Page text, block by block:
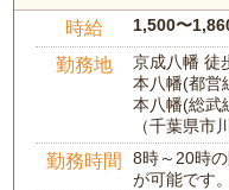
時給 1,500〜
勤務地
京成八幡 徒
本八幡(都営
本八幡(総武
（千葉県市
勤務時間
8時～20時
が可能です